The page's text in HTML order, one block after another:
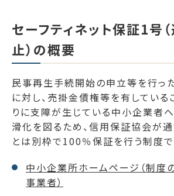
セーフティネット保証1号
止）の概要
民事再生手続開始の申立等を行っ
に対し、売掛金債権等を有している
りに支障が生じている中小企業者
滑化を図るため、信用保証協会が
とは別枠で100％保証を行う制度で
中小企業所ホームページ（制度
事業者）